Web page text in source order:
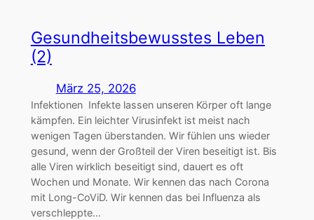
Gesundheitsbewusstes Leben
(2)
März 25, 2026
Infektionen Infekte lassen unseren Körper oft lange
kämpfen. Ein leichter Virusinfekt ist meist nach
wenigen Tagen überstanden. Wir fühlen uns wieder
gesund, wenn der Großteil der Viren beseitigt ist. Bis
alle Viren wirklich beseitigt sind, dauert es oft
Wochen und Monate. Wir kennen das nach Corona
mit Long-CoViD. Wir kennen das bei Influenza als
verschleppte…